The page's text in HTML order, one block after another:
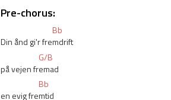
Pre-chorus:
Bb
Din ånd gi'r fremdrift
G/B
på vejen fremad
Bb
en evig fremtid